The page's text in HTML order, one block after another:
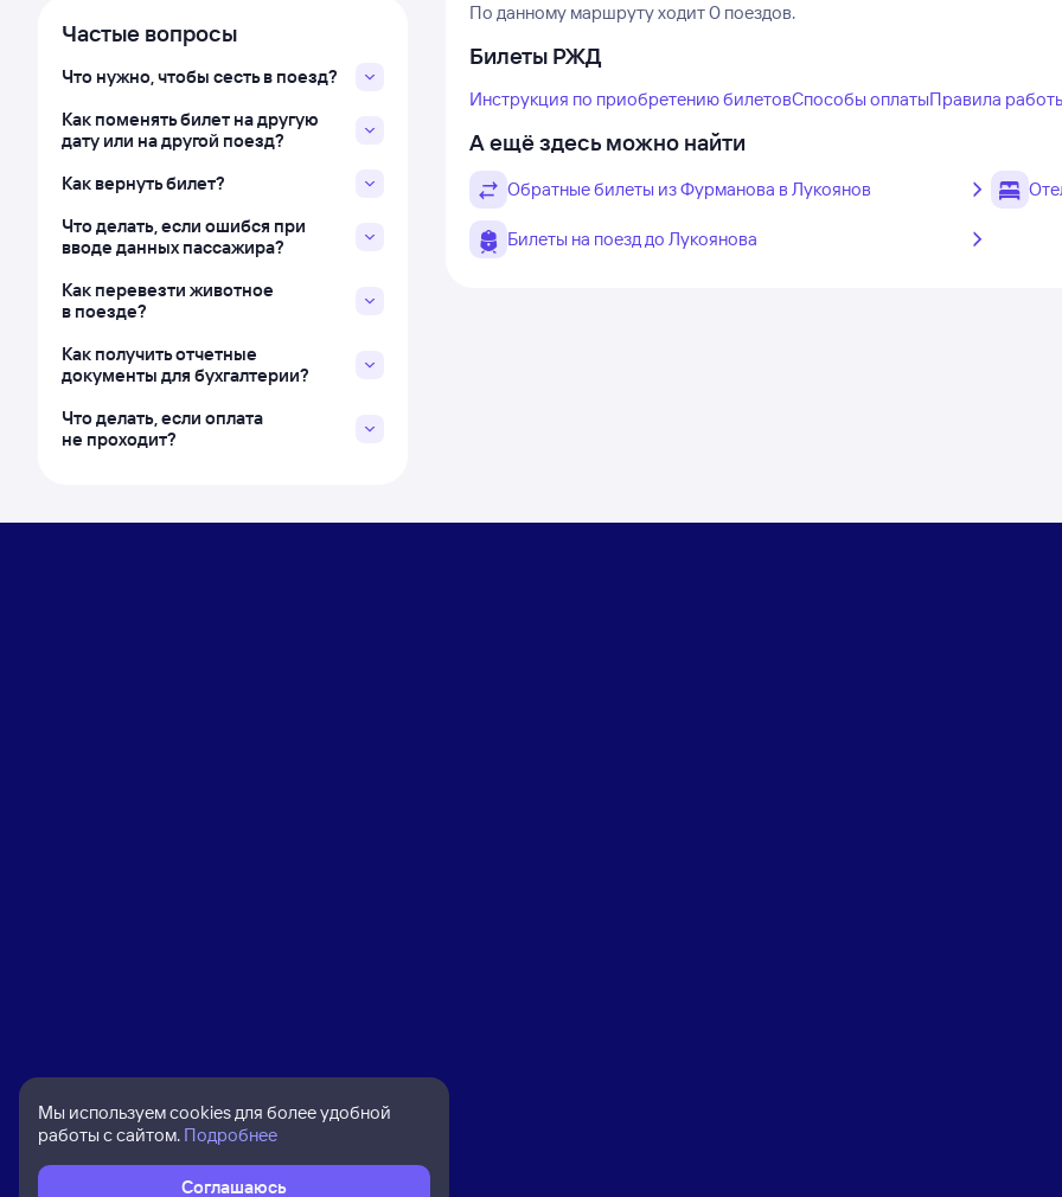
Частые вопросы
Что нужно, чтобы сесть в поезд?
Как поменять билет на другую
дату или на другой поезд?
Как вернуть билет?
Что делать, если ошибся при
вводе данных пассажира?
Как перевезти животное
в поезде?
Как получить отчетные
документы для бухгалтерии?
Что делать, если оплата
не проходит?
По данному маршруту ходит 0 поездов.
Билеты РЖД
Инструкция по приобретению билетовСпособы оплатыПравила
А ещё здесь можно найти
Обратные билеты из Фурманова в Лукоянов
Билеты на поезд до Лукоянова
Мы используем cookies для более удобной
работы с сайтом. Подробнее
Соглашаюсь